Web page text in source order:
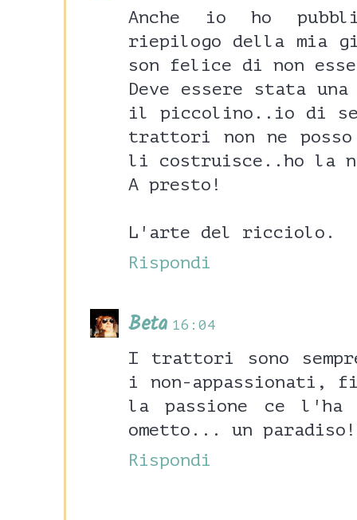
Anche io ho
riepilogo della mia
son felice di non
Deve essere stata
il piccolino..io di
trattori non ne
li costruisce..ho la
A presto!
L'arte del ricciolo.
Rispondi
Beta 16:04
I trattori sono
i non-appassionati,
la passione ce l'ha
ometto... un
Rispondi